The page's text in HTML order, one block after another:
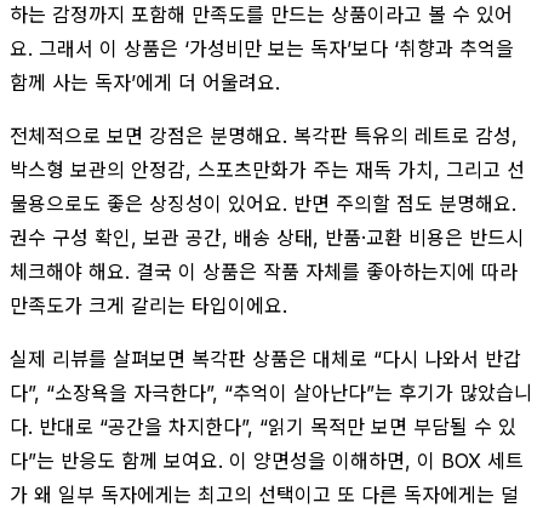
하는 감정까지 포함해 만족도를 만드는 상품이라고 볼 수 있어
요. 그래서 이 상품은 ‘가성비만 보는 독자’보다 ‘취향과 추억을
함께 사는 독자’에게 더 어울려요.
전체적으로 보면 강점은 분명해요. 복각판 특유의 레트로 감성,
박스형 보관의 안정감, 스포츠만화가 주는 재독 가치, 그리고 선
물용으로도 좋은 상징성이 있어요. 반면 주의할 점도 분명해요.
권수 구성 확인, 보관 공간, 배송 상태, 반품·교환 비용은 반드시
체크해야 해요. 결국 이 상품은 작품 자체를 좋아하는지에 따라
만족도가 크게 갈리는 타입이에요.
실제 리뷰를 살펴보면 복각판 상품은 대체로 “다시 나와서 반갑
다”, “소장욕을 자극한다”, “추억이 살아난다”는 후기가 많았습니
다. 반대로 “공간을 차지한다”, “읽기 목적만 보면 부담될 수 있
다”는 반응도 함께 보여요. 이 양면성을 이해하면, 이 BOX 세트
가 왜 일부 독자에게는 최고의 선택이고 또 다른 독자에게는 덜